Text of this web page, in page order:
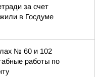
за счет
в Госдуме
№ 60 и 102
работы по